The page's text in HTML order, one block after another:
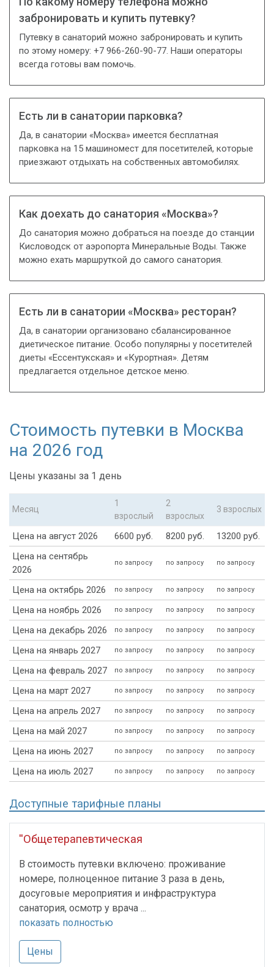
забронировать и купить путевку?
Путевку в санаторий можно забронировать и купить
по этому номеру: +7 966-260-90-77. Наши операторы
всегда готовы вам помочь.
Есть ли в санатории парковка?
Да, в санатории «Москва» имеется бесплатная
парковка на 15 машиномест для посетителей, которые
приезжают отдыхать на собственных автомобилях.
Как доехать до санатория «Москва»?
До санатория можно добраться на поезде до станции
Кисловодск от аэропорта Минеральные Воды. Также
можно ехать маршруткой до самого санатория.
Есть ли в санатории «Москва» ресторан?
Да, в санатории организовано сбалансированное
диетическое питание. Особо популярны у посетителей
диеты «Ессентукская» и «Курортная». Детям
предлагается отдельное детское меню.
Стоимость путевки в Москва
на 2026 год
Цены указаны за 1 день
Месяц
1
взрослый
2
взрослых
3 взрослых
Цена на август 2026 6600 руб. 8200 руб.
13200 руб.
Цена на сентябрь
2026
по запросу по запросу по запросу
Цена на октябрь 2026 по запросу по запросу по запросу
Цена на ноябрь 2026 по запросу по запросу по запросу
Цена на декабрь 2026 по запросу по запросу по запросу
Цена на январь 2027 по запросу по запросу по запросу
Цена на февраль 2027 по запросу по запросу по запросу
Цена на март 2027 по запросу по запросу по запросу
Цена на апрель 2027 по запросу по запросу по запросу
Цена на май 2027 по запросу по запросу по запросу
Цена на июнь 2027 по запросу по запросу по запросу
Цена на июль 2027 по запросу по запросу по запросу
Доступные тарифные планы
''Общетерапевтическая
В стоимость путевки включено: проживание
номере, полноценное питание 3 раза в день,
досуговые мероприятия и инфраструктура
санатория, осмотр у врача ...
показать полностью
Цены